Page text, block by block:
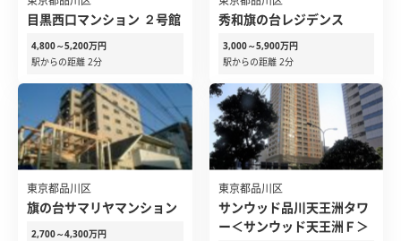
目黒西口マンション ２号館
4,800～5,200万円
駅からの距離 2分
秀和旗の台レジデンス
3,000～5,900万円
駅からの距離 2分
東京都品川区
旗の台サマリヤマンション
2,700～4,300万円
東京都品川区
サンウッド品川天王洲タワ
ー＜サンウッド天王洲Ｆ＞